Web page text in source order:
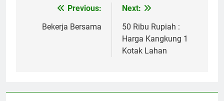
navigation
Previous:
Bekerja Bersama
Next:
50 Ribu Rupiah :
Harga Kangkung 1
Kotak Lahan